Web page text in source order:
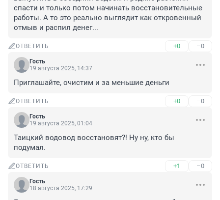
спасти и только потом начинать восстановительные
работы. А то это реально выглядит как откровенный
отмыв и распил денег...
ОТВЕТИТЬ +0 –0
Гость
19 августа 2025, 14:37
Приглашайте, очистим и за меньшие деньги
ОТВЕТИТЬ +0 –0
Гость
19 августа 2025, 01:04
Таицкий водовод восстановят?! Ну ну, кто бы
подумал.
ОТВЕТИТЬ +1 –0
Гость
18 августа 2025, 17:29